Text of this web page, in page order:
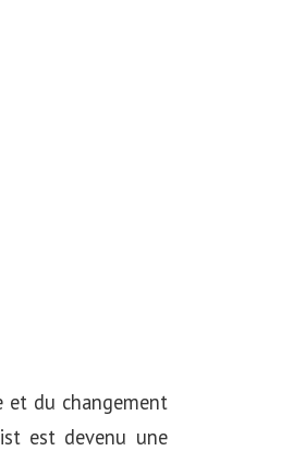
et du changement
est devenu une